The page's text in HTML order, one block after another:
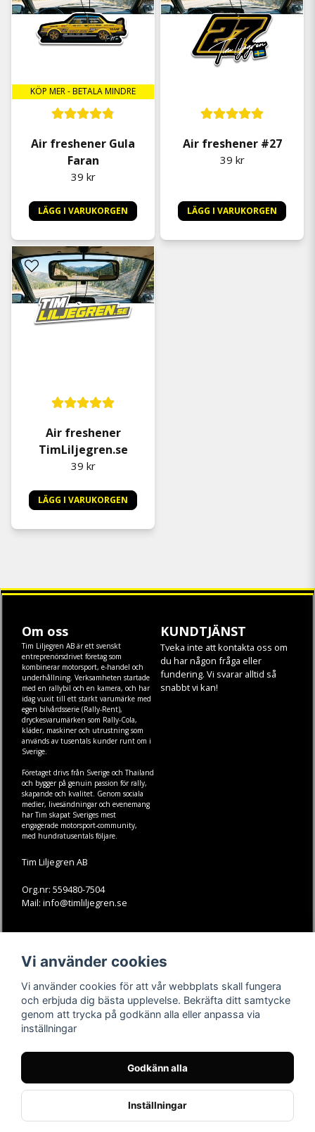
KÖP MER - BETALA MINDRE
Air freshener Gula
Faran
39 kr
LÄGG I VARUKORGEN
Air freshener #27
39 kr
LÄGG I VARUKORGEN
Air freshener
TimLiljegren.se
39 kr
LÄGG I VARUKORGEN
Om oss
Tim Liljegren AB är ett svenskt
entreprenörsdrivet företag som
kombinerar motorsport, e-handel och
underhållning. Verksamheten startade
med en rallybil och en kamera, och har
idag vuxit till ett starkt varumärke med
egen bilvårdsserie (Rally-Rent),
dryckesvarumärken som Rally-Cola,
kläder, maskineroch utrustning som
används av tusentals kunder runt om i
Sverige.
Företaget drivs från Sverige och Thailand
och bygger på genuin passion för rally,
skapande och kvalitet. Genom sociala
medier, livesändningar och evenemang
har Tim skapat Sveriges mest
engagerade motorsport-community,
med hundratusentals följare.
Tim Liljegren AB
Org.nr: 559480-7504
Mail: info@timliljegren.se
KUNDTJÄNST
Tveka inte att kontakta oss om
du har någon fråga eller
fundering. Vi svarar alltid så
snabbt vi kan!
Köpvillkor
Kontakt
Youtube-videos
Instagram
Youtube
TikTok
Vi använder cookies
Vi använder cookies för att vår webbplats skall fungera
och erbjuda dig bästa upplevelse. Bekräfta ditt samtycke
genom att trycka på godkänn alla eller anpassa via
inställningar
Godkänn alla
Inställningar